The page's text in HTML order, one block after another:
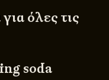
όλες τις
soda